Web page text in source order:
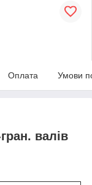
Оплата Умови
валів